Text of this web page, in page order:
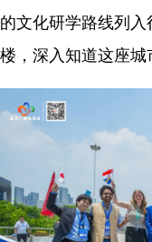
的文化研学路线列
楼，深入知道这座城